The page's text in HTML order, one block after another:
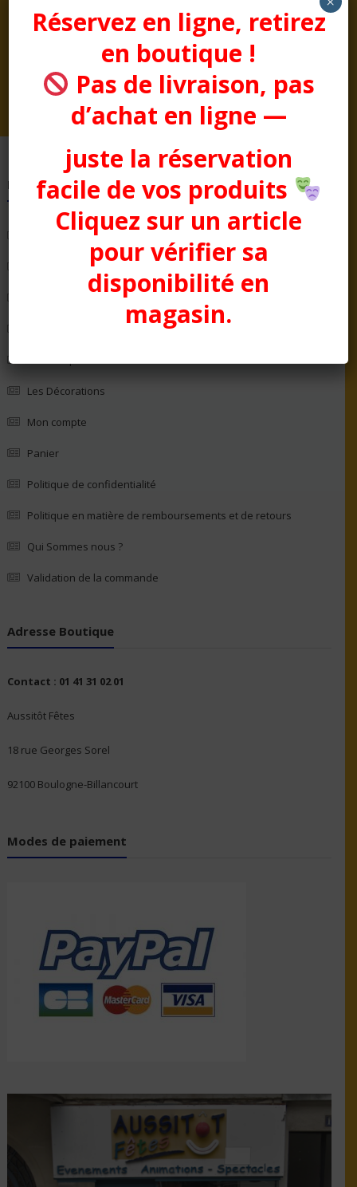
Déguisement garçon des
bois noir et vert
– 29,50€ Plage
de
prix :
25,00€
à
29,50€
Déguisement indienne
beige fille
Prix :19,00
Pages
Bienvenue chez Aussitôt Fêtes
Condition générale de Vente
Les Décorations
Mon compte
Panier
Politique de confidentialité
Politique en matière de remboursements et de retours
Qui Sommes nous ?
Validation de la commande
Adresse Boutique
Contact : 01 41 31 02 01
Aussitôt Fêtes
18 rue Georges Sorel
92100 Boulogne-Billancourt
Modes de paiement
Réservez en ligne, retirez
en boutique !
Pas de livraison, pas
d’achat en ligne —
juste la réservation
facile de vos produits
Cliquez sur un article
pour vérifier sa
disponibilité en
magasin.